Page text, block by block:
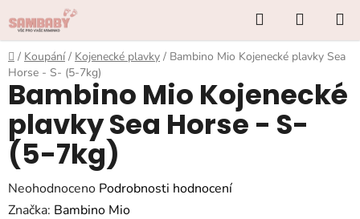
na
obsah
Hledat
KOŠÍK
Domů
/ Koupání / Kojenecké plavky / Bambino Mio Kojenecké plavky Sea
Horse - S- (5-7kg)
Bambino Mio Kojenecké
plavky Sea Horse - S-
(5-7kg)
Průměrné
hodnocení
Neohodnoceno Podrobnosti hodnocení
Značka: Bambino Mio